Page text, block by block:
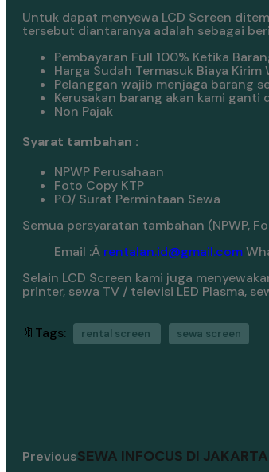
Untuk dapat menyewa LCD Screen
tersebut diantaranya adalah sebagai
Pembayaran Full 100% Ketika
Harga Sudah Termasuk Biaya Kirim
Pelanggan wajib menjaga barang
Kerusakan barang akan kami ganti
Non Pajak
Syarat tambahan :
NPWP Perusahaan
Foto Copy KTP
PO/ Surat Permintaan Sewa
Semua persyaratan tambahan (NPWP,
Email :Â rentalan.id@gmail.com
Selain LCD Screen kami juga
printer, sewa TV / televisi LED Plasma,
🔖Tags: rental screen sewa screen
PreviousSEWA INFOCUS DI